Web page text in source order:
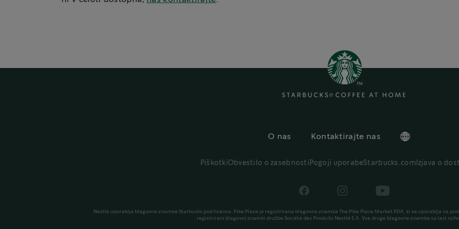
O nas Kontaktirajte nas
PiškotkiObvestilo o zasebnosti Pogoji uporabeStarbucks.com Izjava o
Nestlé uporablja blagovne znamke Starbucks pod licenco. Pike Place je registrirana blagovna znamka The Pike Place Market PDA, ki se uporablja na
registrirani blagovni znamki družbe Société des Produits Nestlé S.A. Vse druge blagovne znamke so last